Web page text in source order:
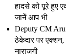
हादसे को पूरे हुए
जानें आप भी
Deputy CM
ठेकेदार पर
नाराजगी